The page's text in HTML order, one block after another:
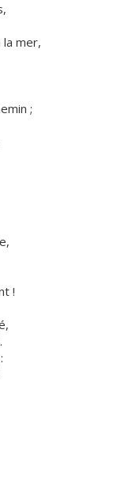
la mer,
;
!